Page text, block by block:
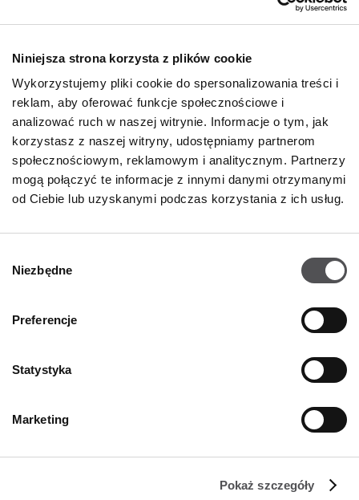
Niniejsza strona korzysta z plików cookie
Wykorzystujemy pliki cookie do spersonalizowania treści i
reklam, aby oferować funkcje społecznościowe i
analizować ruch w naszej witrynie. Informacje o tym, jak
korzystasz z naszej witryny, udostępniamy partnerom
społecznościowym, reklamowym i analitycznym. Partnerzy
mogą połączyć te informacje z innymi danymi otrzymanymi
od Ciebie lub uzyskanymi podczas korzystania z ich usług.
zgody
Niezbędne
Preferencje
Statystyka
Marketing
Pokaż szczegóły
Wynajem
Kontakt
Oferty pracy
Polityka prywatności
GODZINY OTWARCIA
Informacje szczegółowe
Designer Outlet Kraków
+48 12 263 32 11